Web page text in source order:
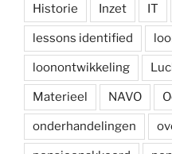
Historie Inzet IT
lessons identified
loonontwikkeling
Materieel NAVO
onderhandelingen